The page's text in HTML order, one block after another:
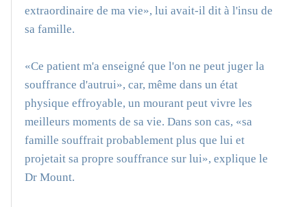
extraordinaire de ma vie», lui avait-il dit à l'insu de
sa famille.
«Ce patient m'a enseigné que l'on ne peut juger la
souffrance d'autrui», car, même dans un état
physique effroyable, un mourant peut vivre les
meilleurs moments de sa vie. Dans son cas, «sa
famille souffrait probablement plus que lui et
projetait sa propre souffrance sur lui», explique le
Dr Mount.